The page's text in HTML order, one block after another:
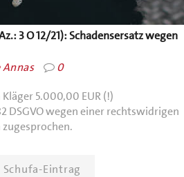
3 O 12/21): Schadensersatz wegen
0
5.000,00 EUR (!)
DSGVO wegen einer rechtswidrigen
Schufa-Eintrag